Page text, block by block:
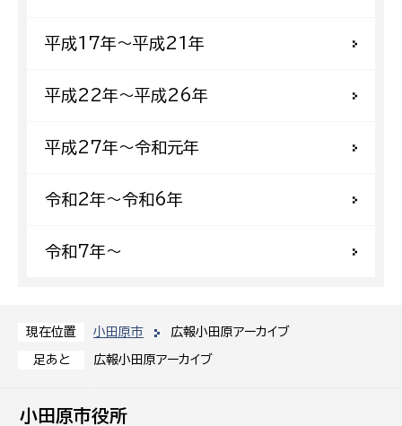
現在位置 小田原市 広報小田原アーカイブ
足あと 広報小田原アーカイブ
平成17年〜平成21年
平成22年〜平成26年
平成27年〜令和元年
令和2年〜令和6年
令和7年〜
小田原市役所